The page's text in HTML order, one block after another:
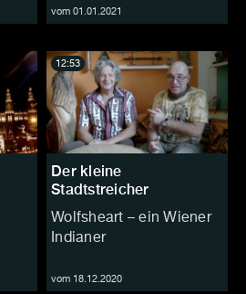
vom 01.01.2021
Der kleine
Stadtstreicher
Wolfsheart – ein Wiener
Indianer
vom 18.12.2020
12:53